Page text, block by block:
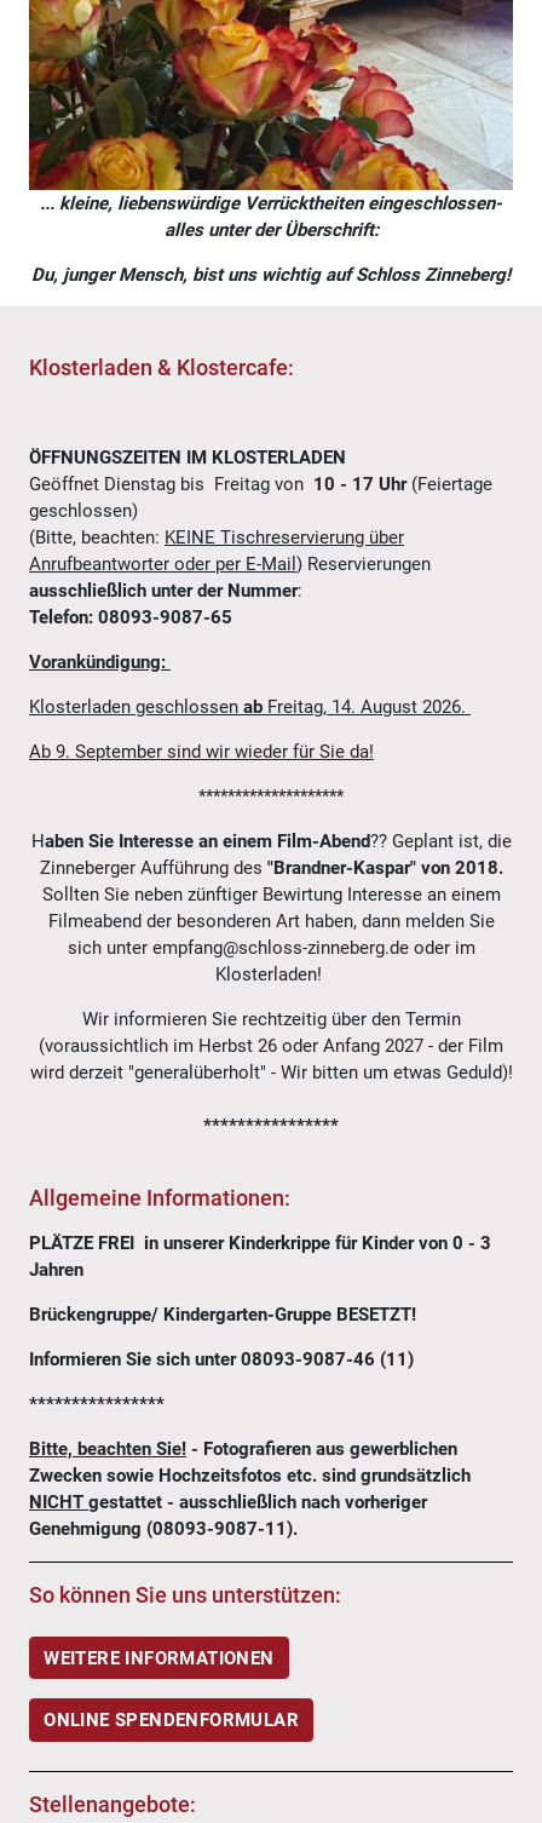
... kleine, liebenswürdige Verrücktheiten eingeschlossen-
alles unter der Überschrift:
Du, junger Mensch, bist uns wichtig auf Schloss Zinneberg!
Klosterladen & Klostercafe:
ÖFFNUNGSZEITEN IM KLOSTERLADEN
Geöffnet Dienstag bis Freitag von 10 - 17 Uhr (Feiertage
geschlossen)
(Bitte, beachten: KEINE Tischreservierung über
Anrufbeantworter oder per E-Mail ) Reservierungen
ausschließlich unter der Nummer:
Telefon: 08093-9087-65
Vorankündigung:
Klosterladen geschlossen ab Freitag, 14. August 2026.
Ab 9. September sind wir wieder für Sie da!
********************
Haben Sie Interesse an einem Film-Abend?? Geplant ist, die
Zinneberger Aufführung des "Brandner-Kaspar" von 2018.
Sollten Sie neben zünftiger Bewirtung Interesse an einem
Filmeabend der besonderen Art haben, dann melden Sie
sich unter empfang@schloss-zinneberg.de oder im
Klosterladen!
Wir informieren Sie rechtzeitig über den Termin
(voraussichtlich im Herbst 26 oder Anfang 2027 - der Film
wird derzeit "generalüberholt" - Wir bitten um etwas Geduld)!
****************
Allgemeine Informationen:
PLÄTZE FREI in unserer Kinderkrippe für Kinder von 0 - 3
Jahren
Brückengruppe/ Kindergarten-Gruppe BESETZT!
Informieren Sie sich unter 08093-9087-46 (11)
****************
Bitte, beachten Sie! - Fotografieren aus gewerblichen
Zwecken sowie Hochzeitsfotos etc. sind grundsätzlich
NICHT gestattet - ausschließlich nach vorheriger
Genehmigung (08093-9087-11).
So können Sie uns unterstützen:
WEITERE INFORMATIONEN
ONLINE SPENDENFORMULAR
Stellenangebote: